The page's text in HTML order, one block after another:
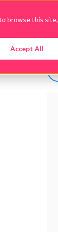
browse this site,
Accept All
Conteúdo